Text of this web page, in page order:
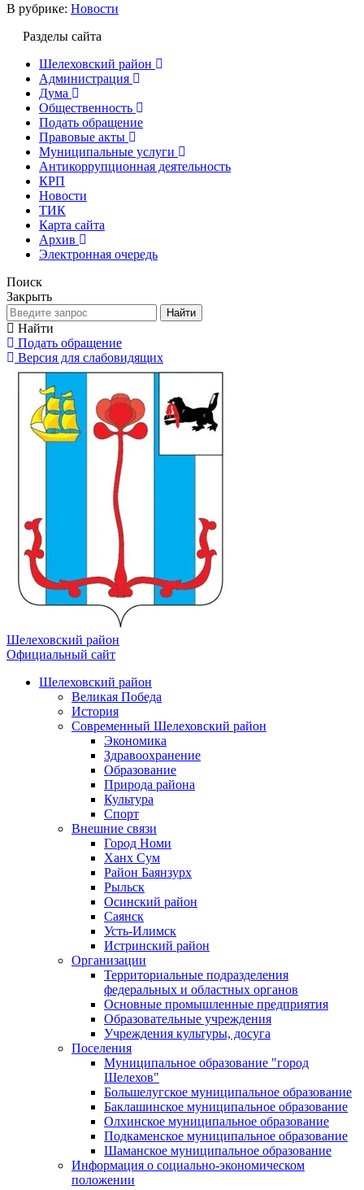
В рубрике: Новости
Разделы сайта
Шелеховский район
Администрация
Дума
Общественность
Подать обращение
Правовые акты
Муниципальные услуги
Антикоррупционная деятельность
КРП
Новости
ТИК
Карта сайта
Архив
Электронная очередь
Поиск
Закрыть
Найти
Найти
Подать обращение
Версия для слабовидящих
Шелеховский район
Официальный сайт
Шелеховский район
Великая Победа
История
Современный Шелеховский район
Экономика
Здравоохранение
Образование
Природа района
Культура
Спорт
Внешние связи
Город Номи
Ханх Сум
Район Баянзурх
Рыльск
Осинский район
Саянск
Усть-Илимск
Истринский район
Организации
Территориальные подразделения
федеральных и областных органов
Основные промышленные предприятия
Образовательные учреждения
Учреждения культуры, досуга
Поселения
Муниципальное образование "город
Шелехов"
Большелугское муниципальное образование
Баклашинское муниципальное образование
Олхинское муниципальное образование
Подкаменское муниципальное образование
Шаманское муниципальное образование
Информация о социально-экономическом
положении